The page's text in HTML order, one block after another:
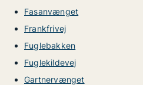
Fasanvænget
Frankfrivej
Fuglebakken
Fuglekildevej
Gartnervænget